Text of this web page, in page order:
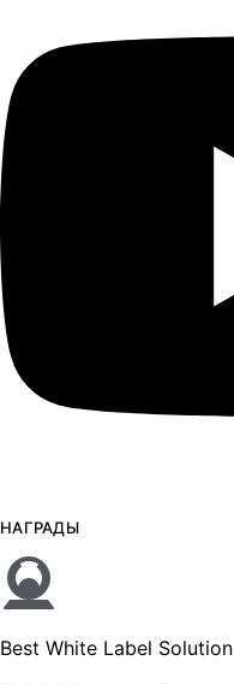
НАГРАДЫ
Best White Label Solution